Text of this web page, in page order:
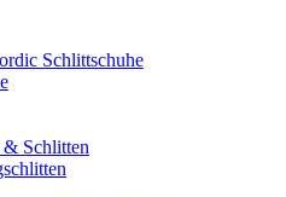
Schlittschuhe
Schlitten